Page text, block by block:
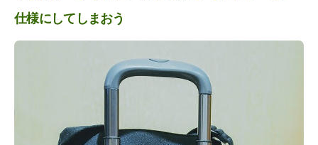
仕様にしてしまおう